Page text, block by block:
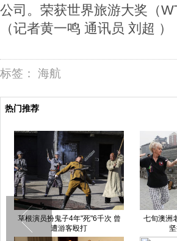
公司。荣获世界旅游大奖（
（记者黄一鸣 通讯员 刘超 ）
标签： 海航
热门推荐
温州矾山杜鹃花节一架子坍塌 多
人受伤
大卫·霍克